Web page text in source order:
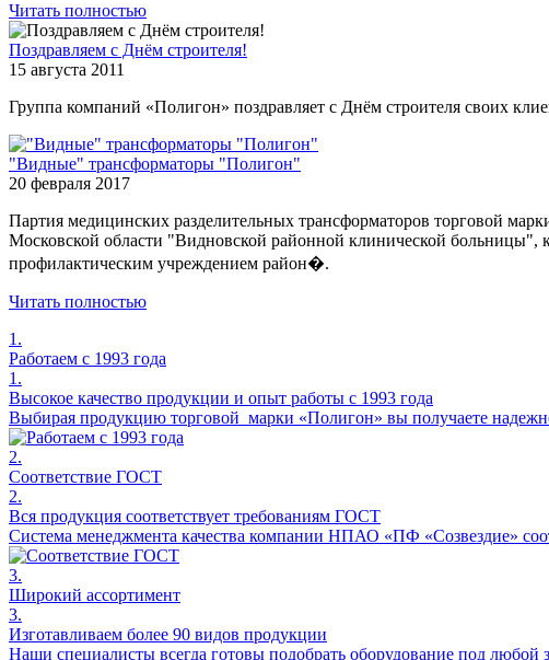
Читать полностью
Поздравляем с Днём строителя!
15 августа 2011
Группа компаний «Полигон» поздравляет с Днём строителя своих
"Видные" трансформаторы "Полигон"
20 февраля 2017
Партия медицинских разделительных трансформаторов торговой
Московской области "Видновской районной клинической больницы",
профилактическим учреждением район�.
Читать полностью
1.
Работаем с 1993 года
1.
Высокое качество продукции и опыт работы с 1993 года
Выбирая продукцию торговой марки «Полигон» вы получаете
2.
Соответствие ГОСТ
2.
Вся продукция соответствует требованиям ГОСТ
Система менеджмента качества компании НПАО «ПФ «Созвездие»
3.
Широкий ассортимент
3.
Изготавливаем более 90 видов продукции
Наши специалисты всегда готовы подобрать оборудование под любой